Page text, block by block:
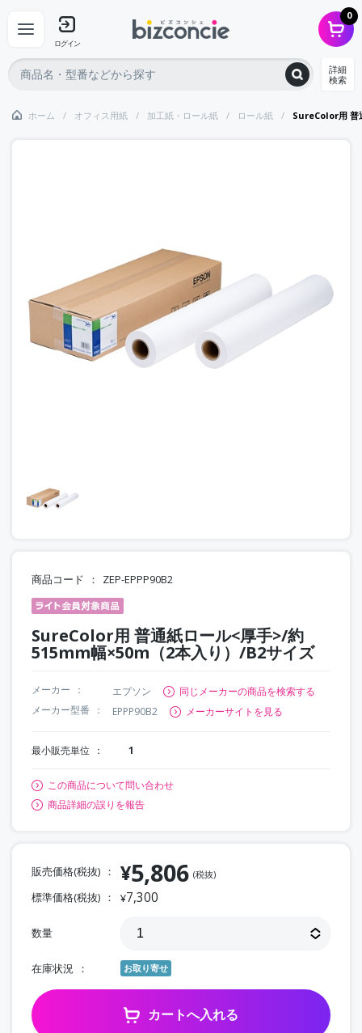
ログイン
0
詳細
検索
ホーム オフィス用紙 加工紙・ロール紙 ロール紙 SureColor用 普
商品コード ZEP-EPPP90B2
SureColor用 普通紙ロール<厚手>/約
515mm幅×50m（2本入り）/B2サイズ
メーカー エプソン
同じメーカーの商品を検索する
メーカー型番
EPPP90B2 メーカーサイトを見る
最小販売単位 1
この商品について問い合わせ
商品詳細の誤りを報告
販売価格(税抜) ¥5,806 (税抜)
標準価格(税抜) ¥7,300
数量
在庫状況 お取り寄せ
カートへ入れる